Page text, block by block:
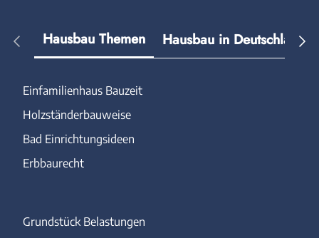
Hausbau Themen Hausbau in Deutschland
Einfamilienhaus Bauzeit
Holzständerbauweise
Bad Einrichtungsideen
Erbbaurecht
Grundstück Belastungen